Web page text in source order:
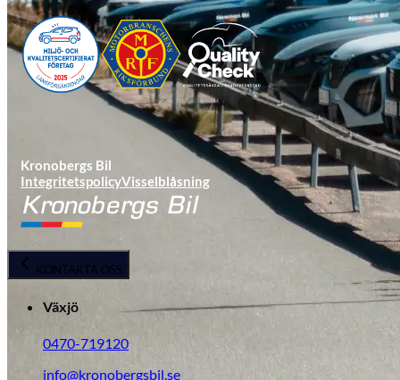
Leapmotor
Kronobergs Bil
IntegritetspolicyVisselblåsning
KONTAKTA OSS
Växjö
0470-719120
info@kronobergsbil.se